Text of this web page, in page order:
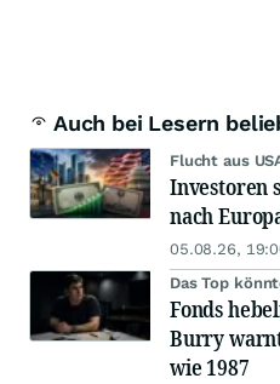
Auch bei Lesern
Flucht aus
Investoren
nach
05.08.26,
Das Top
Fonds
Burry
wie 1987